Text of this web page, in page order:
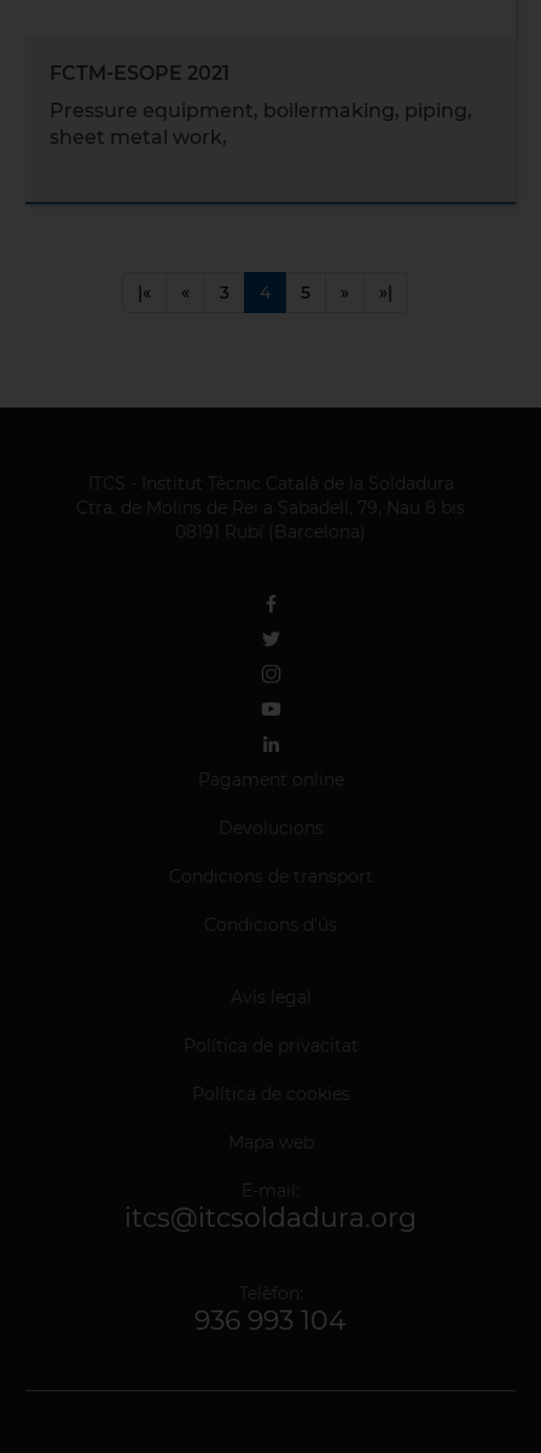
FCTM-ESOPE 2021
Pressure equipment, boilermaking, piping,
sheet metal work,
|« « 3 4 5 » »|
ITCS - Institut Tècnic Català de la Soldadura
Ctra. de Molins de Rei a Sabadell, 79, Nau 8 bis
08191 Rubí (Barcelona)
Pagament online
Devolucions
Condicions de transport
Condicions d'ús
Avís legal
Política de privacitat
Política de cookies
Mapa web
E-mail:
itcs@itcsoldadura.org
Telèfon:
936 993 104